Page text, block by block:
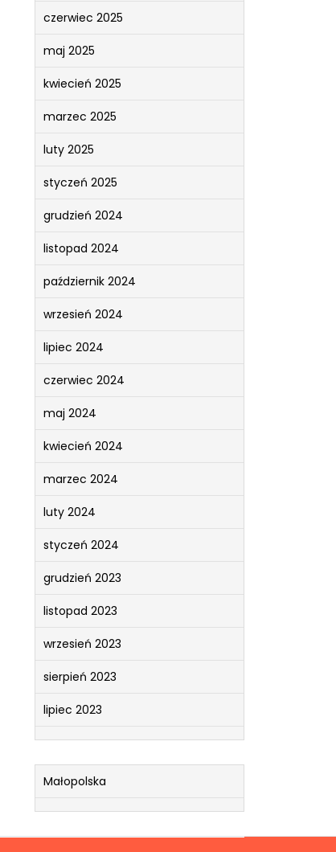
czerwiec 2025
maj 2025
kwiecień 2025
marzec 2025
luty 2025
styczeń 2025
grudzień 2024
listopad 2024
październik 2024
wrzesień 2024
lipiec 2024
czerwiec 2024
maj 2024
kwiecień 2024
marzec 2024
luty 2024
styczeń 2024
grudzień 2023
listopad 2023
wrzesień 2023
sierpień 2023
lipiec 2023
Małopolska